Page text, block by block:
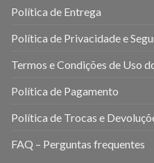
Política de Entrega
Política de Privacidade e
Termos e Condições de Uso
Política de Pagamento
Política de Trocas e
FAQ – Perguntas frequentes